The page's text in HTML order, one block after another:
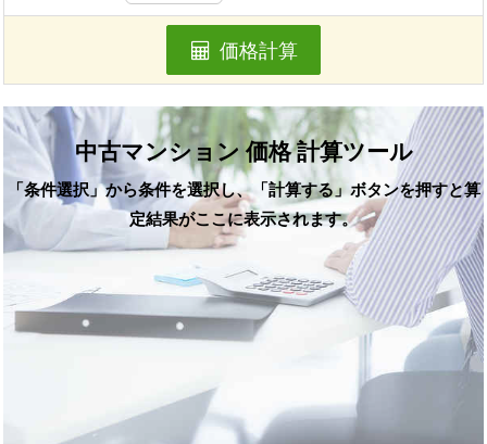
価格計算
中古マンション 価格 計算ツール
「条件選択」から条件を選択し、「計算する」ボタンを押すと算
定結果がここに表示されます。